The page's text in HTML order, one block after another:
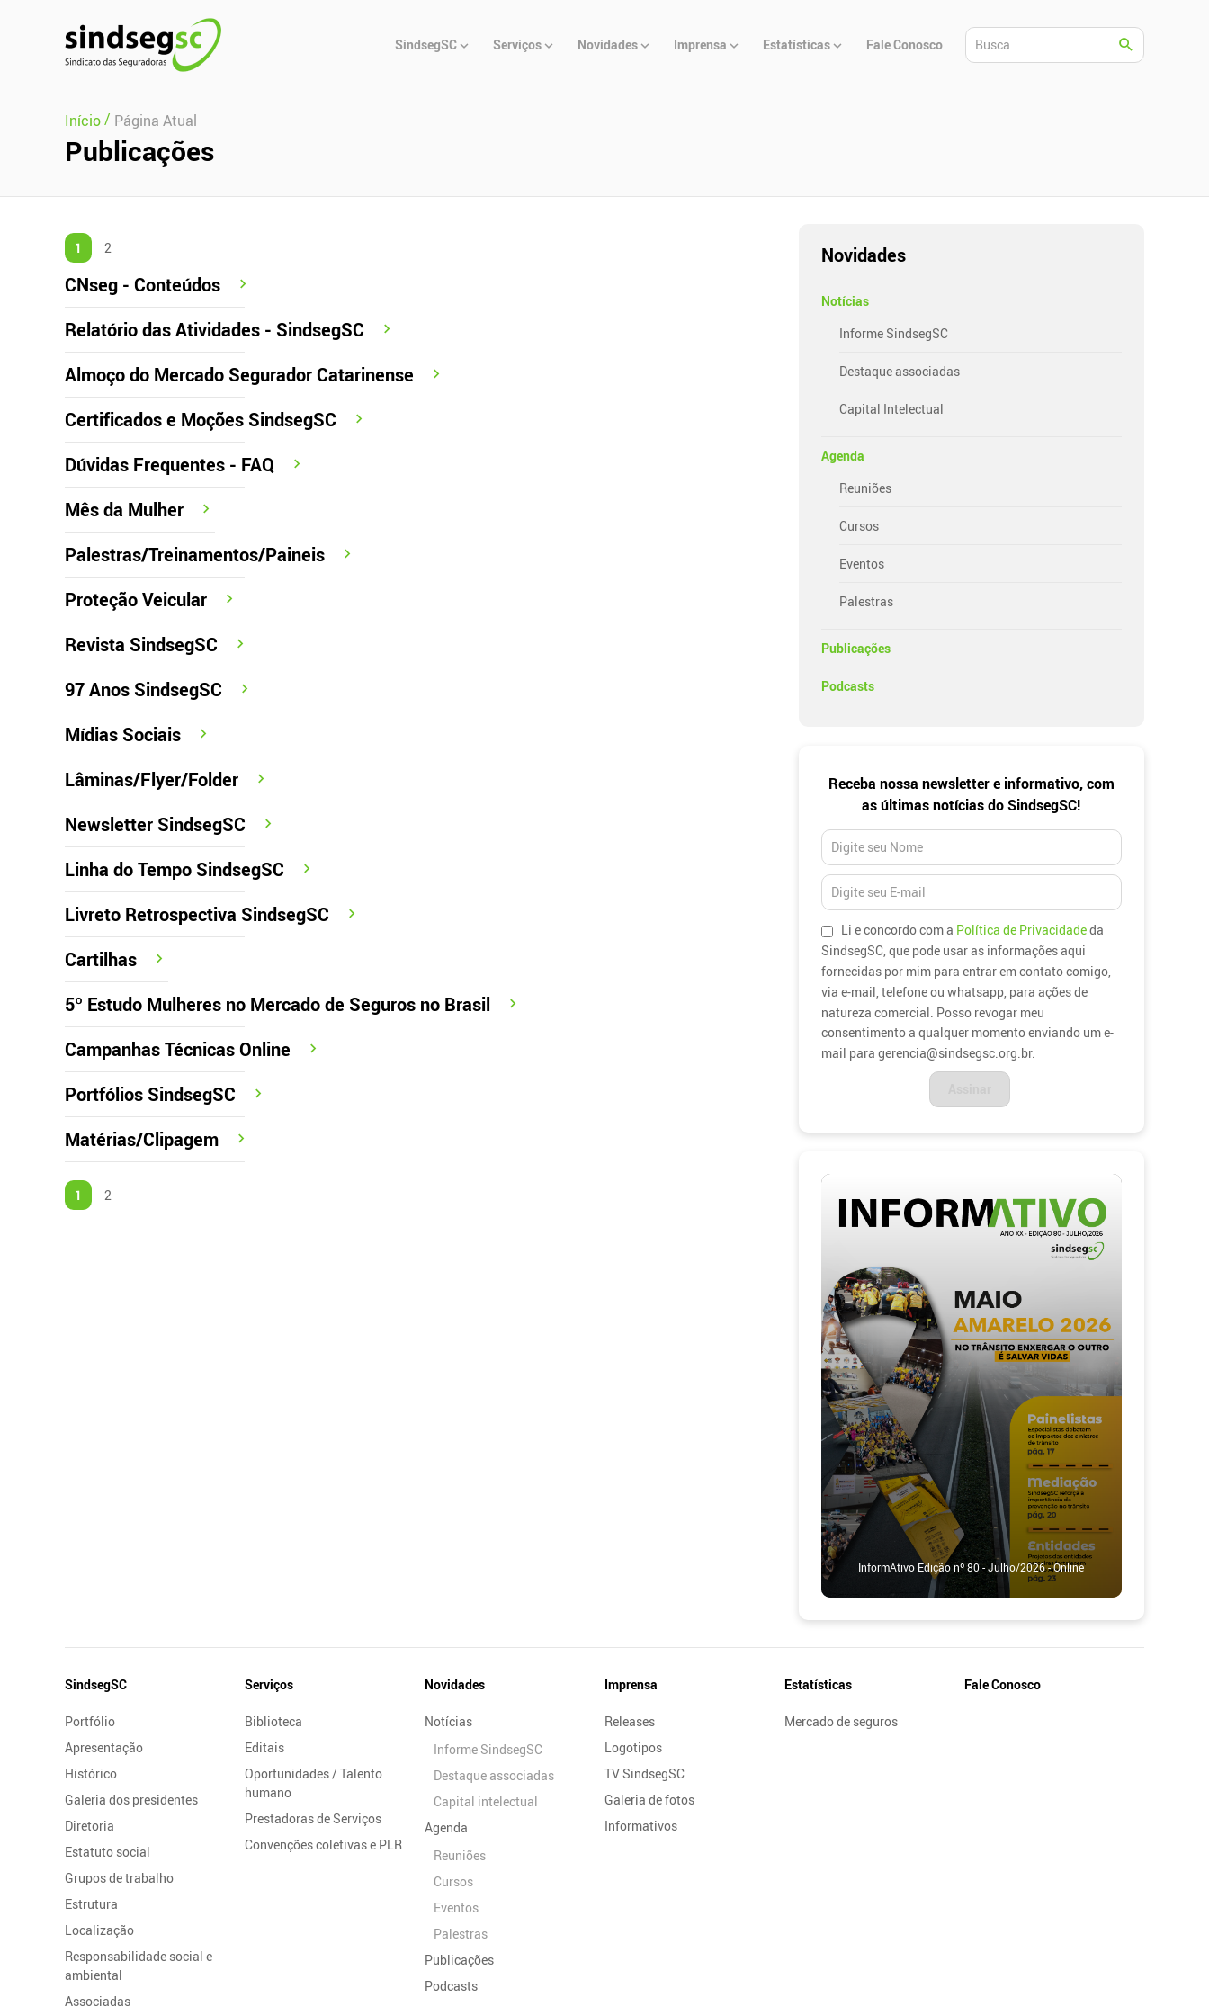
Principal
SindsegSC Serviços Novidades Imprensa Estatísticas Fale Conosco
Início/ Página Atual
Publicações
1 2
CNseg - Conteúdos
Relatório das Atividades - SindsegSC
Almoço do Mercado Segurador Catarinense
Certificados e Moções SindsegSC
Dúvidas Frequentes - FAQ
Mês da Mulher
Palestras/Treinamentos/Paineis
Proteção Veicular
Revista SindsegSC
97 Anos SindsegSC
Mídias Sociais
Lâminas/Flyer/Folder
Newsletter SindsegSC
Linha do Tempo SindsegSC
Livreto Retrospectiva SindsegSC
Cartilhas
5º Estudo Mulheres no Mercado de Seguros no Brasil
Campanhas Técnicas Online
Portfólios SindsegSC
Matérias/Clipagem
1 2
Novidades
Notícias
Informe SindsegSC
Destaque associadas
Capital Intelectual
Agenda
Reuniões
Cursos
Eventos
Palestras
Publicações
Podcasts
Newsletter
Receba nossa newsletter e informativo, com
as últimas notícias do SindsegSC!
Li e concordo com a Política de Privacidadeda
SindsegSC, que pode usar as informações aqui
fornecidas por mim para entrar em contato comigo,
via e-mail, telefone ou whatsapp, para ações de
natureza comercial. Posso revogar meu
consentimento a qualquer momento enviando um e-
mail para gerencia@sindsegsc.org.br.
InformAtivo Edição nº 80 - Julho/2026 - Online
Mapa
Site
SindsegSC
Portfólio
Apresentação
Histórico
Galeria dos presidentes
Diretoria
Estatuto social
Grupos de trabalho
Estrutura
Localização
Responsabilidade social e
ambiental
Associadas
Serviços
Biblioteca
Editais
Oportunidades / Talento
humano
Prestadoras de Serviços
Convenções coletivas e PLR
Novidades
Notícias
Informe SindsegSC
Destaque associadas
Capital intelectual
Agenda
Reuniões
Cursos
Eventos
Palestras
Publicações
Podcasts
Imprensa
Releases
Logotipos
TV SindsegSC
Galeria de fotos
Informativos
Estatísticas
Mercado de seguros
Fale Conosco